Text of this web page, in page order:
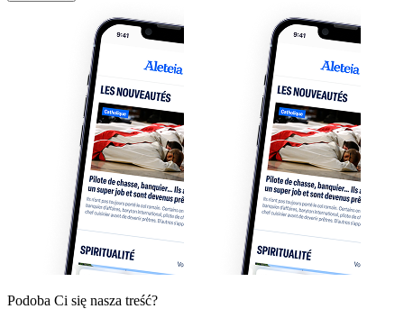
Podoba Ci się nasza treść?